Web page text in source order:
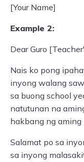
[Your Name]
Example 2:
Dear Guro
Nais ko pong
inyong walang
sa buong school
natutunan na
hakbang ng aming
Salamat po sa
sa inyong